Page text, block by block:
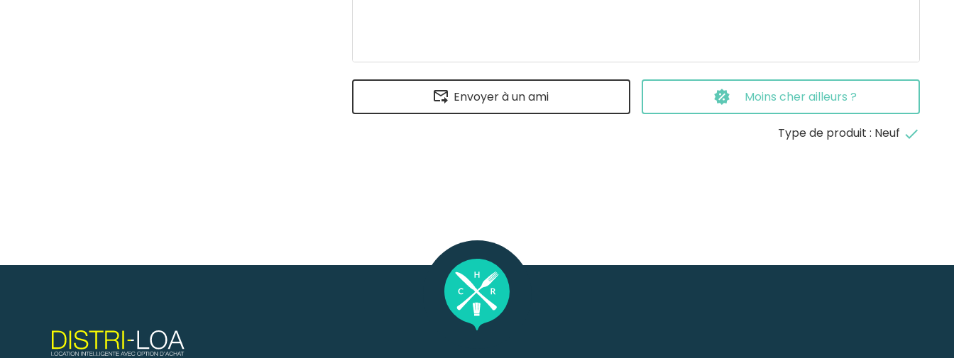
Envoyer à un ami Moins cher ailleurs ?
Type de produit : Neuf done